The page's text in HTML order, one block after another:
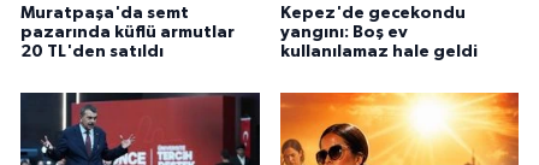
Muratpaşa'da semt
pazarında küflü armutlar
20 TL'den satıldı
Kepez'de gecekondu
yangını: Boş ev
kullanılamaz hale geldi